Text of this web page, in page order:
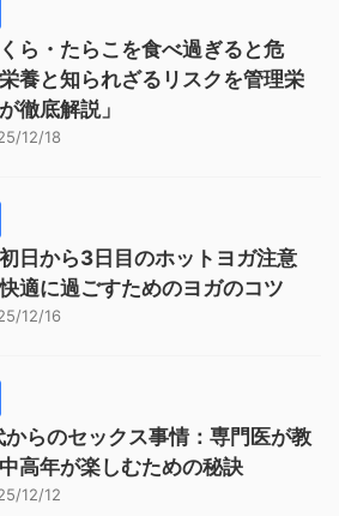
くら・たらこを食べ過ぎると危
養と知られざるリスクを管理栄
徹底解説」
12/18
日から3日目のホットヨガ注意
適に過ごすためのヨガのコツ
12/16
らのセックス事情：専門医が教
高年が楽しむための秘訣
12/12